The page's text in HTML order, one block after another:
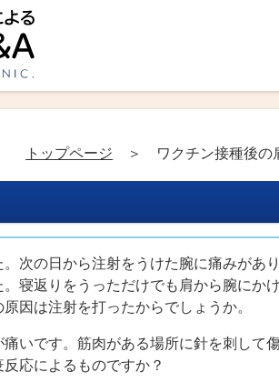
トップページ ＞ ワクチン接種後の
次の日から注射をうけた腕に痛みがあ
寝返りをうっただけでも肩から腕にか
因は注射を打ったからでしょうか。
いです。筋肉がある場所に針を刺して
応によるものですか？